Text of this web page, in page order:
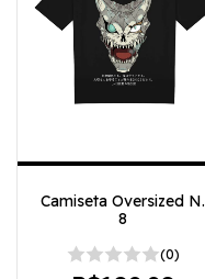
Camiseta Oversized N.
8
(0)